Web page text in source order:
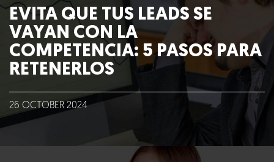
Blog
Talento
Conversemos
EVITA QUE TUS LEADS SE
VAYAN CON LA
COMPETENCIA: 5 PASOS PARA
RETENERLOS
26 OCTOBER 2024